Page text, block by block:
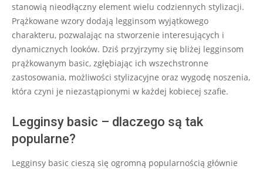
stanowią nieodłączny element wielu codziennych stylizacji.
Prążkowane wzory dodają legginsom wyjątkowego
charakteru, pozwalając na stworzenie interesujących i
dynamicznych looków. Dziś przyjrzymy się bliżej legginsom
prążkowanym basic, zgłębiając ich wszechstronne
zastosowania, możliwości stylizacyjne oraz wygodę noszenia,
która czyni je niezastąpionymi w każdej kobiecej szafie.
Legginsy basic – dlaczego są tak
popularne?
Legginsy basic cieszą się ogromną popularnością głównie